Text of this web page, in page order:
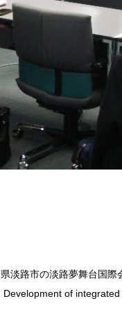
淡路市の淡路夢舞台国
Development of